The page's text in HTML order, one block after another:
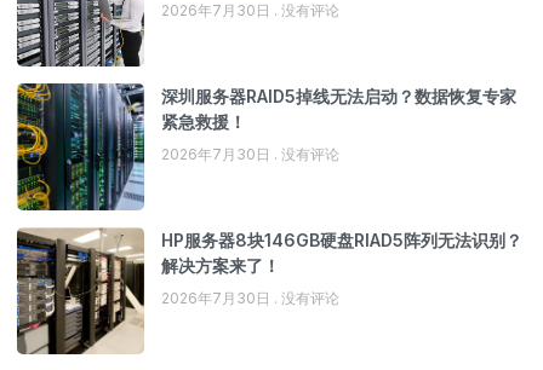
2026年7月30日 没有评论
深圳服务器RAID5掉线无法启动？数据恢复专家
紧急救援！
2026年7月30日 没有评论
HP服务器8块146GB硬盘RIAD5阵列无法识别？
解决方案来了！
2026年7月30日 没有评论